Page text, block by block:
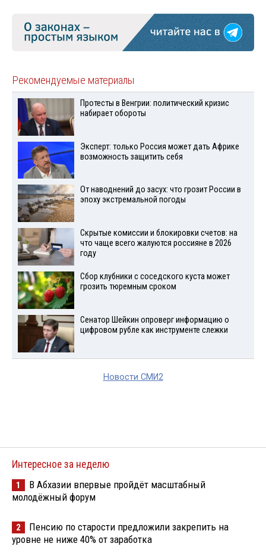
Рекомендуемые материалы
Протесты в Венгрии: политический кризис
набирает обороты
Эксперт: только Россия может дать Африке
возможность защитить себя
От наводнений до засух: что грозит России в
эпоху экстремальной погоды
Скрытые комиссии и блокировки счетов: на
что чаще всего жалуются россияне в 2026
году
Сбор клубники с соседского куста может
грозить тюремным сроком
Сенатор Шейкин опроверг информацию о
цифровом рубле как инструменте слежки
Новости СМИ2
Интересное за неделю
1
В Абхазии впервые пройдёт масштабный
молодёжный форум
2
Пенсию по старости предложили закрепить на
уровне не ниже 40% от заработка